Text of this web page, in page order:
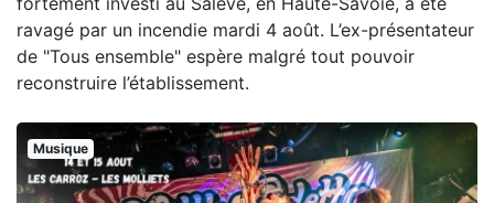
ravagé par un incendie mardi 4 août. L’ex-présentateur
de "Tous ensemble" espère malgré tout pouvoir
reconstruire l’établissement.
Musique